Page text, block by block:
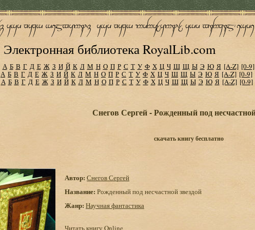
Электронная библиотека RoyalLib.com
А Б В Г Д Е Ж З И Й К Л М Н О П Р С Т У Ф Х Ц Ч Ш Щ Ы Э Ю Я [A-Z] [0-9]
А Б В Г Д Е Ж З И Й К Л М Н О П Р С Т У Ф Х Ц Ч Ш Щ Ы Э Ю Я [A-Z] [0-9]
А Б В Г Д Е Ж З И Й К Л М Н О П Р С Т У Ф Х Ц Ч Ш Щ Ы Э Ю Я [A-Z] [0-9]
Снегов Сергей - Рожденный под
скачать книгу бесплатно
Автор: Снегов Сергей
Название: Рожденный под несчастной звездой
Жанр: Научная фантастика
Читать книгу Online